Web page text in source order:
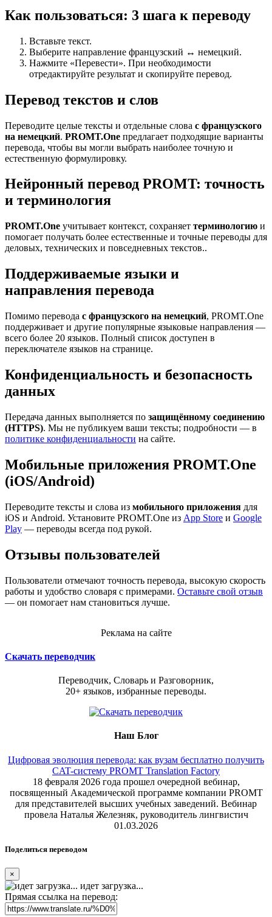
Как пользоваться: 3 шага к переводу
Вставьте текст.
Выберите направление французский ↔ немецкий.
Нажмите «Перевести». При необходимости
отредактируйте результат и скопируйте перевод.
Перевод текстов и слов
Переводите целые тексты и отдельные слова с французского
на немецкий. PROMT.One предлагает подходящие варианты
перевода, чтобы вы могли выбрать наиболее точную и
естественную формулировку.
Нейронный перевод PROMT: точность
и терминология
PROMT.One учитывает контекст, сохраняет терминологию и
помогает получать более естественные и точные переводы для
деловых, технических и повседневных текстов..
Поддерживаемые языки и
направления перевода
Помимо перевода с французского на немецкий, PROMT.One
поддерживает и другие популярные языковые направления —
всего более 20 языков. Полный список доступен в
переключателе языков на странице.
Конфиденциальность и безопасность
данных
Передача данных выполняется по защищённому соединению
(HTTPS). Мы не публикуем ваши тексты; подробности — в
политике конфиденциальности на сайте.
Мобильные приложения PROMT.One
(iOS/Android)
Переводите тексты и слова из мобильного приложения для
iOS и Android. Установите PROMT.One из App Store и Google
Play — переводы всегда под рукой.
Отзывы пользователей
Пользователи отмечают точность перевода, высокую скорость
работы и удобство словаря с примерами. Оставьте свой отзыв
— он помогает нам становиться лучше.
Реклама на сайте
Скачать переводчик
Переводчик, Словарь и Разговорник,
20+ языков, избранные переводы.
Наш Блог
Цифровая эволюция перевода: как вузам бесплатно получить
CAT-систему PROMT Translation Factory
18 февраля 2026 года прошел очередной вебинар,
посвященный Академической программе компании PROMT
для представителей высших учебных заведений. Вебинар
провела Наталья Железняк, руководитель лингвистич
01.03.2026
Поделиться переводом
×
идет загрузка...
Прямая ссылка на перевод: